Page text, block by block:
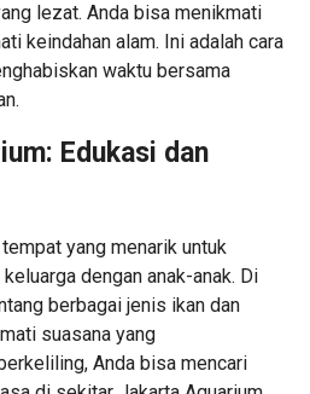
lezat. Anda bisa menikmati
keindahan alam. Ini adalah cara
waktu bersama
Edukasi dan
yang menarik untuk
dengan anak-anak. Di
berbagai jenis ikan dan
suasana yang
Anda bisa mencari